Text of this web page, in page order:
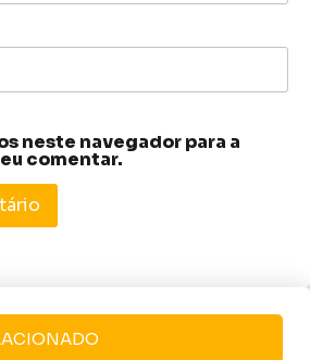
neste navegador para a
comentar.